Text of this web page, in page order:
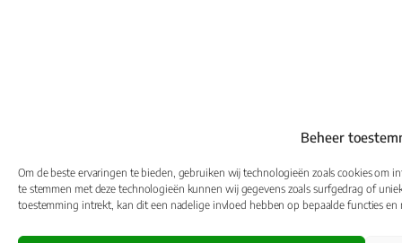
Beheer
Om de beste ervaringen te bieden, gebruiken wij technologieën zoals cookies om
te stemmen met deze technologieën kunnen wij gegevens zoals surfgedrag of
toestemming intrekt, kan dit een nadelige invloed hebben op bepaalde functies en